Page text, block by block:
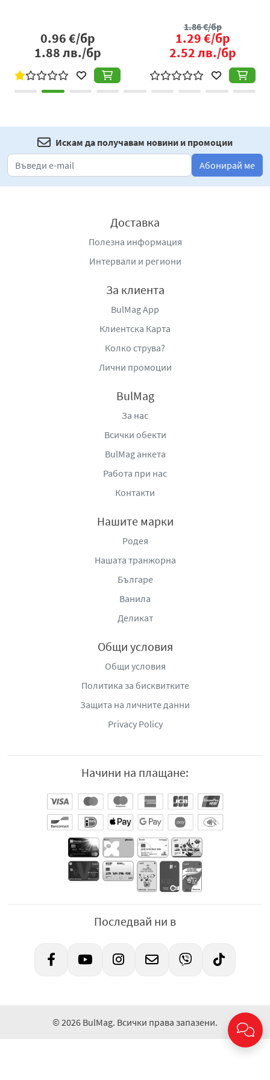
Подходящ за различни поводи, продуктът може да
бъде част както от ежедневното меню, така и от
специални случаи. Неговият приятен вкус и
универсалност го правят предпочитан избор за хора
от всички възрасти.
качество и натурален плодов вкус, който носи усещане
за домашен уют и свежест във всяка порция.
Производител
: Оберон-Х ООД, село Равно поле,
Индустриална зона 1, телефон: +359 2 988 73 96, e-mail:
0.96€/бр
1.88лв./бр
1.86€/бр
1.29€/бр
2.52лв./бр
Искам да получавам новини и промоции
Абонирай ме
Доставка
Полезна информация
Интервали и региони
За клиента
BulMag App
Клиентска Карта
Колко струва?
Лични промоции
BulMag
За нас
Всички обекти
BulMag анкета
Работа при нас
Контакти
Нашите марки
Родея
Нашата транжорна
Българе
Ванила
Деликат
Общи условия
Общи условия
Политика за бисквитките
Защита на личните данни
Privacy Policy
Начини на плащане:
Последвай ни в
© 2026 BulMag. Всички права запазени.